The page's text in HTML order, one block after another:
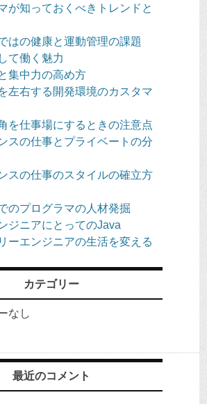
が知っておくべきトレンドと
はの健康と運動管理の課題
て働く魅力
集中力の高め方
左右する開発環境のカスタマ
を仕事場にするときの注意点
スの仕事とプライベートの分
スの仕事のスタイルの確立方
のプログラマの人材発掘
ジニアにとってのJava
ーエンジニアの生活を変える
カテゴリー
なし
最近のコメント